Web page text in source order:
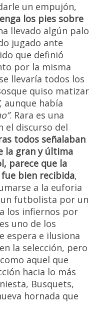
un empujón,
los pies sobre
llevado algún palo
jugado ante
que definió
por la misma
llevaría todos los
quiso matizar
, aunque había
. Rara es una
el discurso del
todos señalaban
la gran y última
parece que la
bien recibida,
a la euforia
un futbolista por un
los infiernos por
uno de los
espera e ilusiona
la selección, pero
aquel que
hacia lo más
Busquets,
hornada que